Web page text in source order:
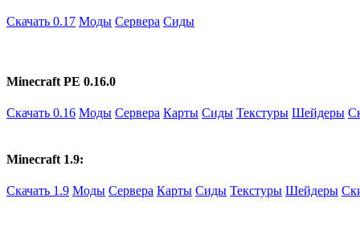
Скачать 0.17 Моды Сервера Сиды
Minecraft PE 0.16.0
Скачать 0.16 Моды Сервера Карты Сиды Текстуры Шейдеры
Minecraft 1.9:
Скачать 1.9 Моды Сервера Карты Сиды Текстуры Шейдеры